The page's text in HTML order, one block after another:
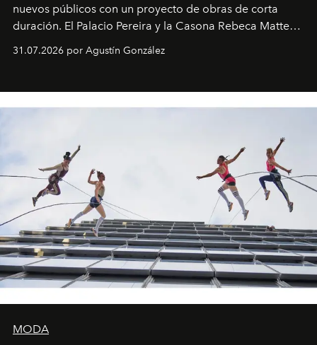
nuevos públicos con un proyecto de obras de corta
duración. El Palacio Pereira y la Casona Rebeca Matte
son algunos de los lugares que han albergado estas
miniobras. Sus puestas en escena son limpias; ponen el
31.07.2026 por Agustín González
MODA